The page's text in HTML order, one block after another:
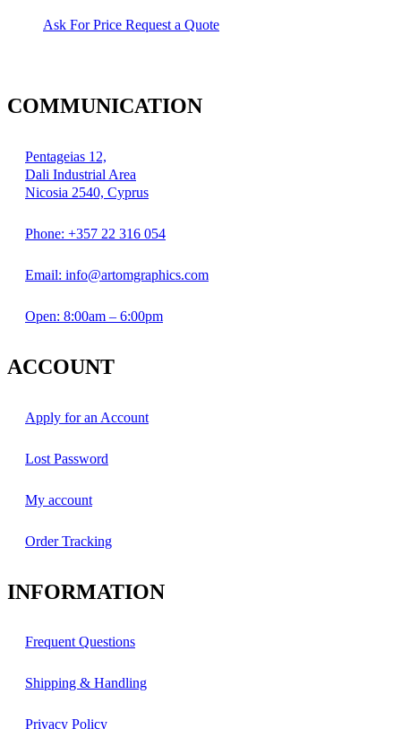
Ask For Price Request a Quote
COMMUNICATION
Pentageias 12,
Dali Industrial Area
Nicosia 2540, Cyprus
Phone: +357 22 316 054
Email: info@artomgraphics.com
Open: 8:00am – 6:00pm
ACCOUNT
Apply for an Account
Lost Password
My account
Order Tracking
INFORMATION
Frequent Questions
Shipping & Handling
Privacy Policy